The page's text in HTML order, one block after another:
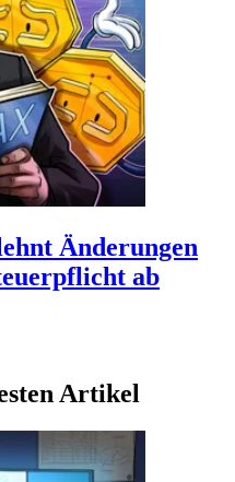
Änderungen
ab
Artikel